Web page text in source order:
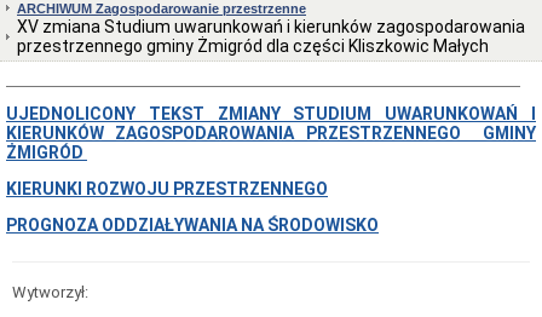
Dni
i
godziny
Urzędu
Referaty
i
Samodzielne
Regulamin
Organizacyjny
ARCHIWUM Zagospodarowanie przestrzenne
XV zmiana Studium uwarunkowań i kierunków zagospodarowania
przestrzennego gminy Żmigród dla części Kliszkowic Małych
UJEDNOLICONY TEKST ZMIANY STUDIUM UWARUNKOWAŃ I
KIERUNKÓW ZAGOSPODAROWANIA PRZESTRZENNEGO GMINY
ŻMIGRÓD
KIERUNKI ROZWOJU PRZESTRZENNEGO
PROGNOZA ODDZIAŁYWANIA NA ŚRODOWISKO
Wytworzył: